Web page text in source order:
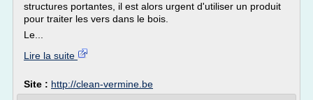
structures portantes, il est alors urgent d'utiliser un produit
pour traiter les vers dans le bois.
Le...
Lire la suite
Site : http://clean-vermine.be